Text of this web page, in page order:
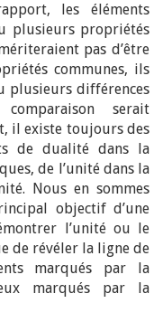
les éléments
plusieurs propriétés
pas d’être
communes, ils
plusieurs différences
serait
il existe toujours des
de dualité dans la
de l’unité dans la
Nous en sommes
objectif d’une
l’unité ou le
de révéler la ligne de
marqués par la
marqués par la